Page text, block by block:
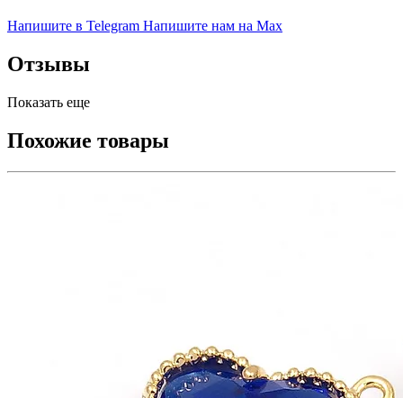
Напишите в Telegram Напишите нам на Max
Отзывы
Показать еще
Похожие товары